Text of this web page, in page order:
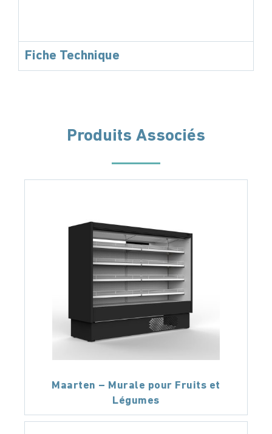
Fiche Technique
Produits Associés
Maarten – Murale pour Fruits et
Légumes